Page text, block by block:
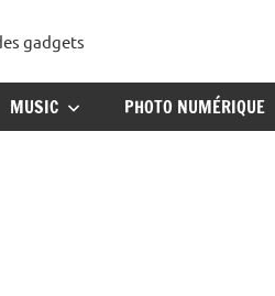
gadgets
MUSIC PHOTO NUMÉRIQUE